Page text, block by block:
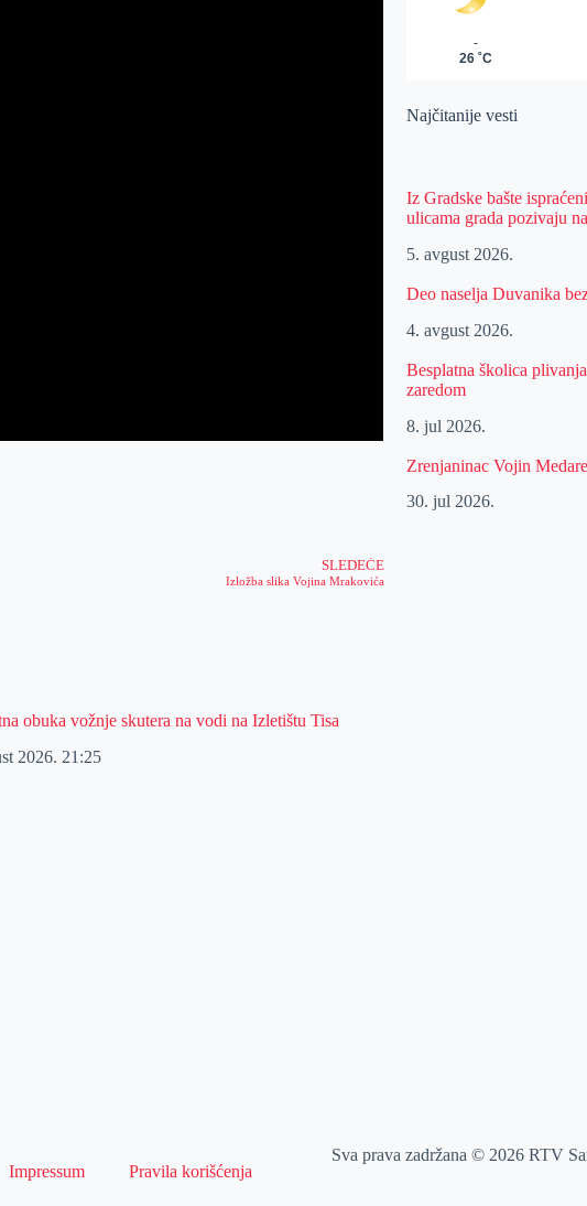
SLEDEĆE
Izložba slika Vojina Mrakovića
obuka vožnje skutera na vodi na Izletištu Tisa
2026. 21:25
Najčitanije vesti
Iz Gradske bašte
ulicama grada pozivaju
5. avgust 2026.
Deo naselja Duvanika
4. avgust 2026.
Besplatna školica
zaredom
8. jul 2026.
Zrenjaninac Vojin
30. jul 2026.
Impressum Pravila korišćenja
Sva prava zadržana © 2026 RTV